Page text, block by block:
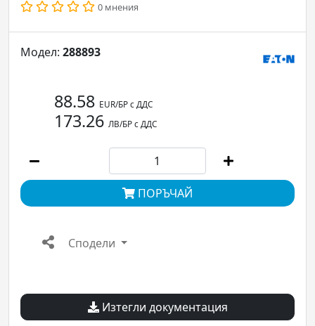
0 мнения
Модел: 288893
88.58 EUR/БР с ДДС
173.26 ЛВ/БР с ДДС
ПОРЪЧАЙ
Сподели
Изтегли документация